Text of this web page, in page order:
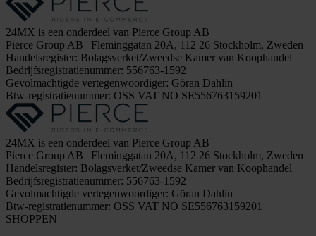
24MX is een onderdeel van Pierce Group AB
Pierce Group AB | Fleminggatan 20A, 112 26 Stockholm, Zweden
Handelsregister: Bolagsverket/Zweedse Kamer van Koophandel
Bedrijfsregistratienummer: 556763-1592
Gevolmachtigde vertegenwoordiger: Göran Dahlin
Btw-registratienummer: OSS VAT NO SE556763159201
24MX is een onderdeel van Pierce Group AB
Pierce Group AB | Fleminggatan 20A, 112 26 Stockholm, Zweden
Handelsregister: Bolagsverket/Zweedse Kamer van Koophandel
Bedrijfsregistratienummer: 556763-1592
Gevolmachtigde vertegenwoordiger: Göran Dahlin
Btw-registratienummer: OSS VAT NO SE556763159201
SHOPPEN